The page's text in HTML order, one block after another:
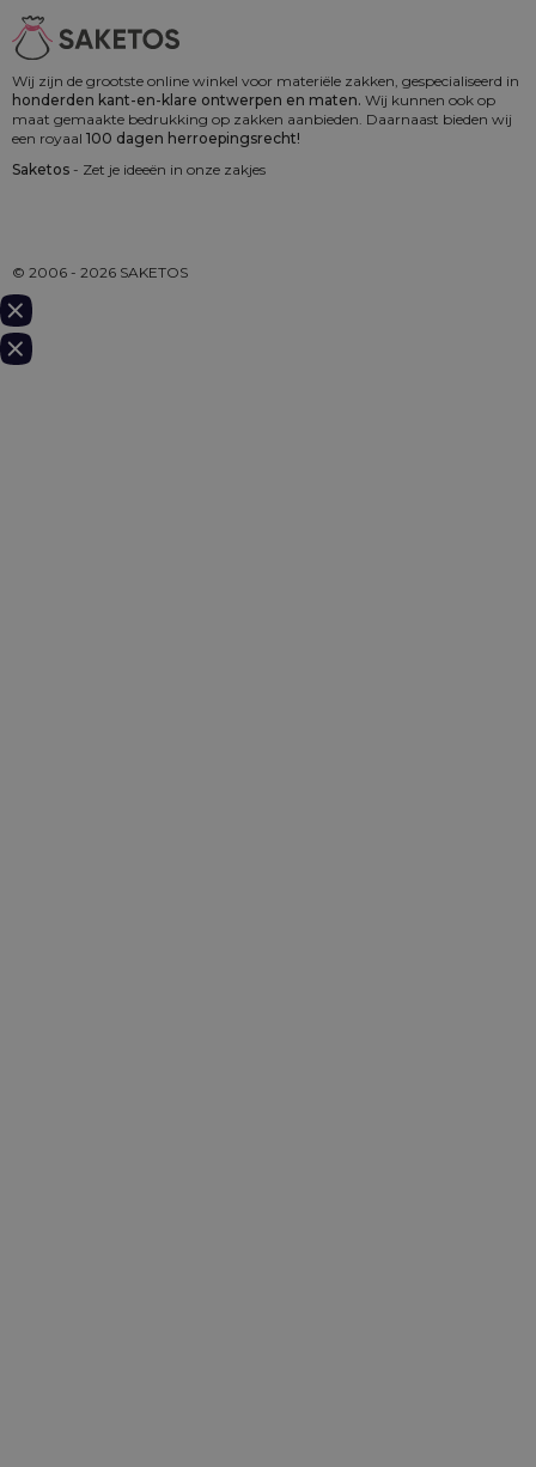
Wij zijn de grootste online winkel voor materiële zakken, gespecialiseerd in
honderden kant-en-klare ontwerpen en maten. Wij kunnen ook op
maat gemaakte bedrukking op zakken aanbieden. Daarnaast bieden wij
een royaal 100 dagen herroepingsrecht!
Saketos - Zet je ideeën in onze zakjes
© 2006 - 2026 SAKETOS